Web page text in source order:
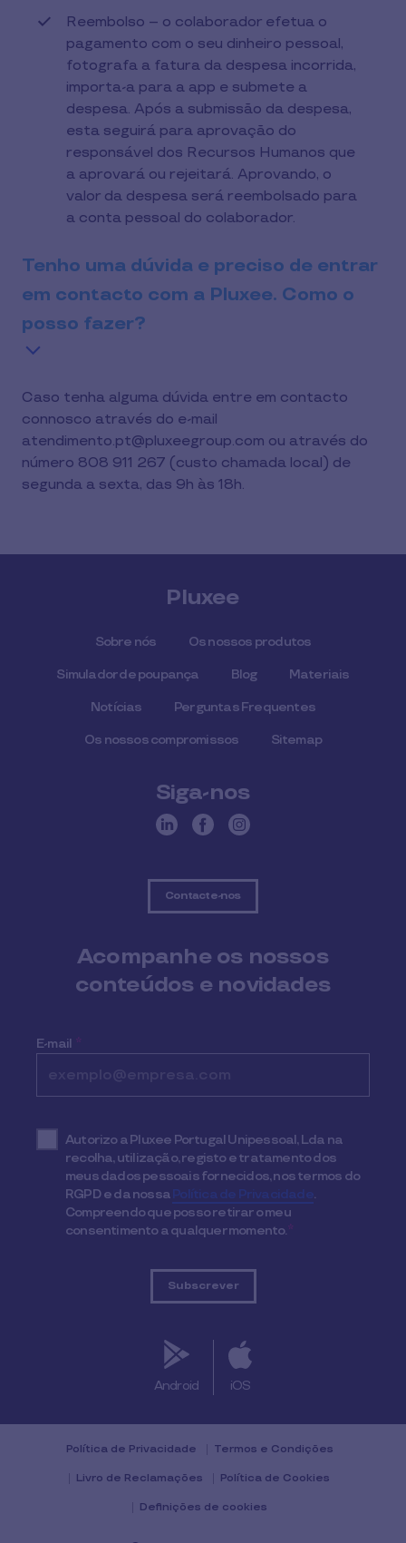
Reembolso – o colaborador efetua o
pagamento com o seu dinheiro pessoal,
fotografa a fatura da despesa incorrida,
importa-a para a app e submete a
despesa. Após a submissão da despesa,
esta seguirá para aprovação do
responsável dos Recursos Humanos que
a aprovará ou rejeitará. Aprovando, o
valor da despesa será reembolsado para
a conta pessoal do colaborador.
Tenho uma dúvida e preciso de entrar
em contacto com a Pluxee. Como o
posso fazer?
Caso tenha alguma dúvida entre em contacto
connosco através do e-mail
atendimento.pt@pluxeegroup.com ou através do
número 808 911 267 (custo chamada local) de
segunda a sexta, das 9h às 18h.
Pluxee
Sobre nós Os nossos produtos
Simulador de poupança Blog Materiais
Notícias Perguntas Frequentes
Os nossos compromissos Sitemap
Siga-nos
Contacte-nos
Acompanhe os nossos
conteúdos e novidades
E-mail *
Autorizo a Pluxee Portugal Unipessoal, Lda na
recolha, utilização, registo e tratamento dos
meus dados pessoais fornecidos, nos termos do
RGPD e da nossaPolítica de Privacidade.
Compreendo que posso retirar o meu
consentimento a qualquer momento.*
Android iOS
Política de Privacidade Termos e Condições
Livro de Reclamações Política de Cookies
Definições de cookies